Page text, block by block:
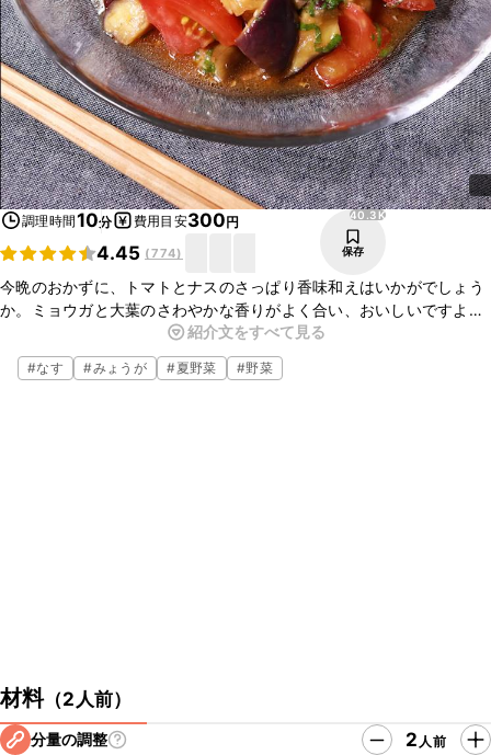
調理時間10分 費用目安300円
4.45 (774)
40.3K
保存
今晩のおかずに、トマトとナスのさっぱり香味和えはいかがでしょう
か。ミョウガと大葉のさわやかな香りがよく合い、おいしいですよ。
簡単にできますので、ぜひ作ってみてくださいね。
紹介文をすべて見る
#なす #みょうが #夏野菜 #野菜
材料（2人前）
分量の調整 2 人前